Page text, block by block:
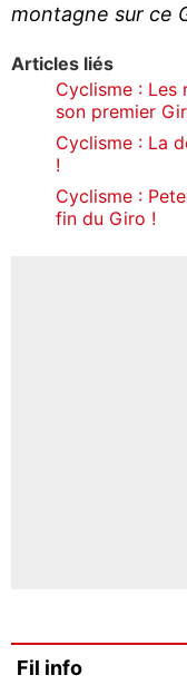
montagne sur ce
Articles liés
Cyclisme : Les
son premier
Cyclisme : La
!
Cyclisme :
fin du Giro !
Fil info